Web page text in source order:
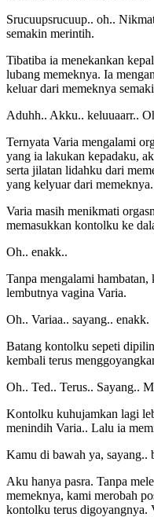
Srucuupsrucuup.. oh..
semakin merintih.
Tibatiba ia menekankan
lubang memeknya. Ia
keluar dari memeknya
Aduhh.. Akku.. keluuaarr..
Ternyata Varia mengalami
yang ia lakukan kepadaku,
serta jilatan lidahku dari
yang kelyuar dari
Varia masih menikmati
memasukkan kontolku ke
Oh.. enakk..
Tanpa mengalami
lembutnya vagina Varia.
Oh.. Variaa.. sayang.. enakk.
Batang kontolku sepeti
kembali terus
Oh.. Ted.. Terus.. Sayang..
Kontolku kuhujamkan lagi
menindih Varia.. Lalu ia
Kamu di bawah ya, sayang..
Aku hanya pasra. Tanpa
memeknya, kami merobah
kontolku terus digoyangnya.